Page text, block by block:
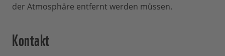
der Atmosphäre entfernt werden müssen.
Kontakt